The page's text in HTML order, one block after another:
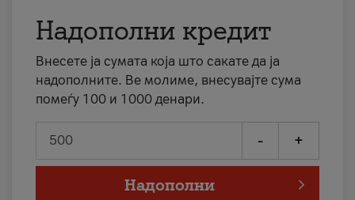
Надополни кредит
Внесете ја сумата која што сакате да ја
надополните. Ве молиме, внесувајте сума
помеѓу 100 и 1000 денари.
- +
Надополни